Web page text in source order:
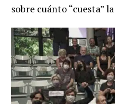
sobre cuánto “cuesta”